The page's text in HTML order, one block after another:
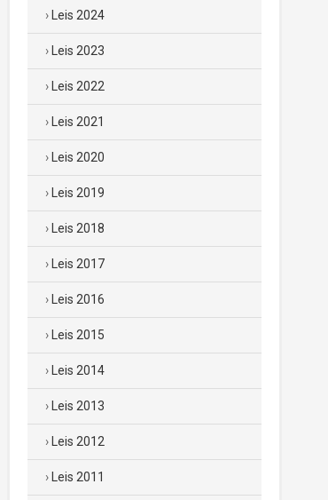
Leis 2024
Leis 2023
Leis 2022
Leis 2021
Leis 2020
Leis 2019
Leis 2018
Leis 2017
Leis 2016
Leis 2015
Leis 2014
Leis 2013
Leis 2012
Leis 2011